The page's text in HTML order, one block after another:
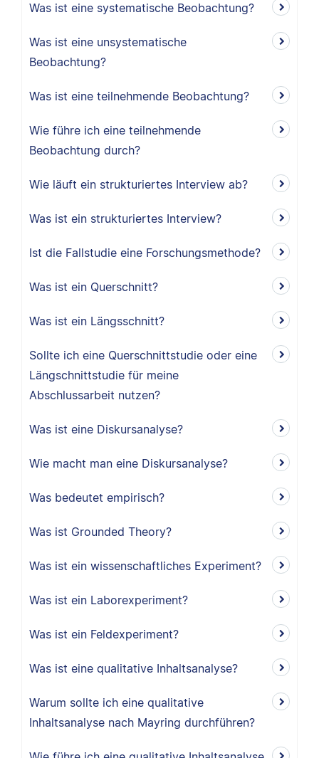
Was ist eine systematische Beobachtung?
Was ist eine unsystematische
Beobachtung?
Was ist eine teilnehmende Beobachtung?
Wie führe ich eine teilnehmende
Beobachtung durch?
Wie läuft ein strukturiertes Interview ab?
Was ist ein strukturiertes Interview?
Ist die Fallstudie eine Forschungsmethode?
Was ist ein Querschnitt?
Was ist ein Längsschnitt?
Sollte ich eine Querschnittstudie oder eine
Längschnittstudie für meine
Abschlussarbeit nutzen?
Was ist eine Diskursanalyse?
Wie macht man eine Diskursanalyse?
Was bedeutet empirisch?
Was ist Grounded Theory?
Was ist ein wissenschaftliches Experiment?
Was ist ein Laborexperiment?
Was ist ein Feldexperiment?
Was ist eine qualitative Inhaltsanalyse?
Warum sollte ich eine qualitative
Inhaltsanalyse nach Mayring durchführen?